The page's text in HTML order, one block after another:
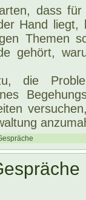
dass für
Hand liegt,
Themen
gehört,
die